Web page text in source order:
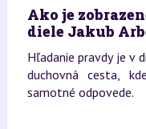
Ako je
diele Jakub
Hľadanie pravdy je v
duchovná cesta,
samotné odpovede.